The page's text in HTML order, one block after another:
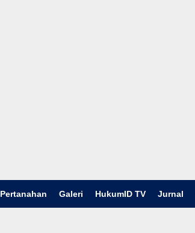
Pertanahan Galeri HukumID TV Jurnal